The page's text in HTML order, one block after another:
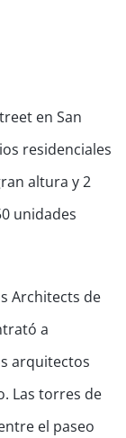
en San
residenciales
altura y 2
unidades
Architects de
a
arquitectos
Las torres de
el paseo